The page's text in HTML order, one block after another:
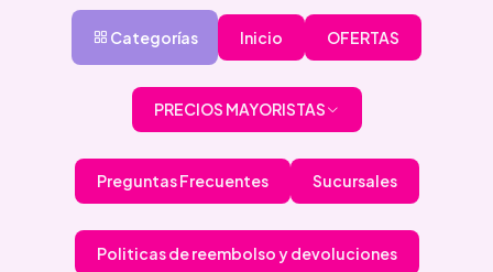
Categorías Inicio OFERTAS
PRECIOS MAYORISTAS
Preguntas Frecuentes Sucursales
Politicas de reembolso y devoluciones